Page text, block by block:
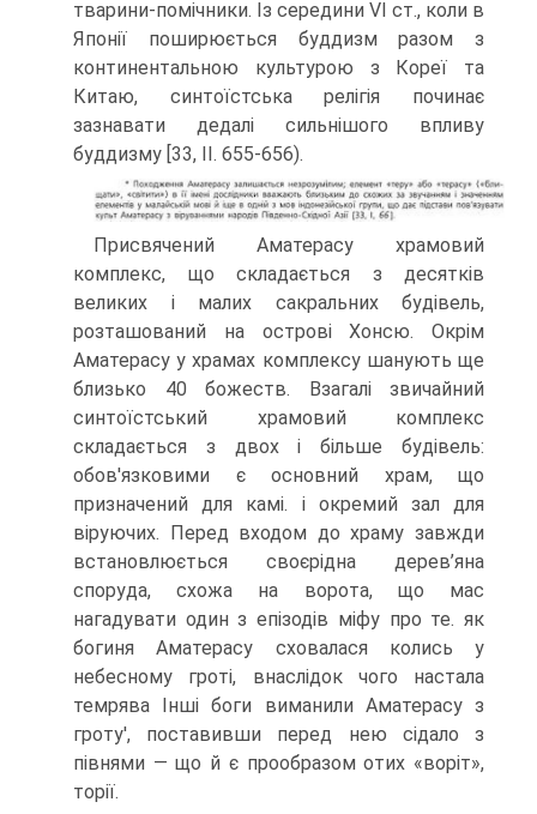
тварини-помічники. Із середини VI ст., коли в
Японії по­ширюється буддизм разом з
континентальною культурою з Кореї та
Китаю, синтоїстська релігія починає
зазнавати дедалі сильнішого впливу
буддизму [33, II. 655-656).
Присвячений Аматерасу храмовий
комплекс, що складається з десятків
великих і малих сакральних будівель,
розташований на острові Хонсю. Окрім
Аматерасу у храмах комплексу шанують ще
близько 40 божеств. Взагалі звичай­ний
синтоїстський храмовий комплекс
складається з двох і більше будівель:
обов'язковими є основний храм, що
призначений для камі. і окремий зал для
віруючих. Перед входом до храму завжди
встановлюється своєрідна дерев’яна
споруда, схожа на ворота, що мас
нагадувати один з епізодів міфу про те. як
богиня Аматерасу сховалася колись у
небесному гроті, внаслідок чого настала
темрява Інші боги виманили Аматерасу з
гроту', поставивши перед нею сідало з
півнями — що й є прообразом отих «воріт»,
торії.